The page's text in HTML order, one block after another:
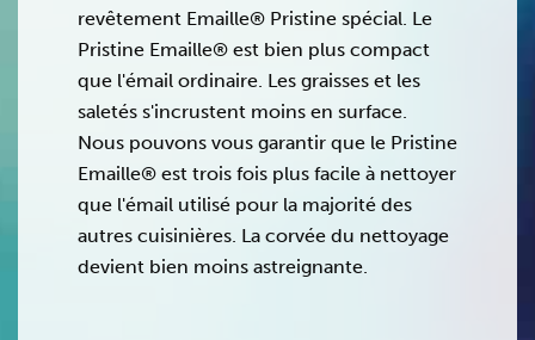
revêtement Emaille® Pristine spécial. Le
Pristine Emaille® est bien plus compact
que l'émail ordinaire. Les graisses et les
saletés s'incrustent moins en surface.
Nous pouvons vous garantir que le Pristine
Emaille® est trois fois plus facile à nettoyer
que l'émail utilisé pour la majorité des
autres cuisinières. La corvée du nettoyage
devient bien moins astreignante.